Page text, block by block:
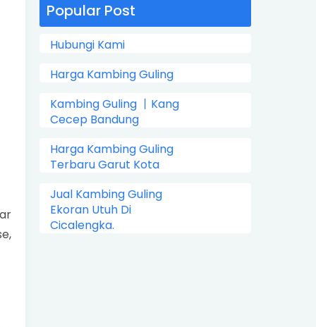
Popular Post
Hubungi Kami
Harga Kambing Guling
Kambing Guling 丨Kang
Cecep Bandung
Harga Kambing Guling
Terbaru Garut Kota
Jual Kambing Guling
Ekoran Utuh Di
Cicalengka.